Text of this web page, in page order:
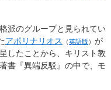
派のグループと見られてい
アポリナリオス （英語版 ） が
したことから、キリスト教
書『異端反駁』の中で、モ